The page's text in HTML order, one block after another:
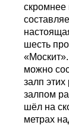
шесть
можно
залп
залпом
шёл на
метрах